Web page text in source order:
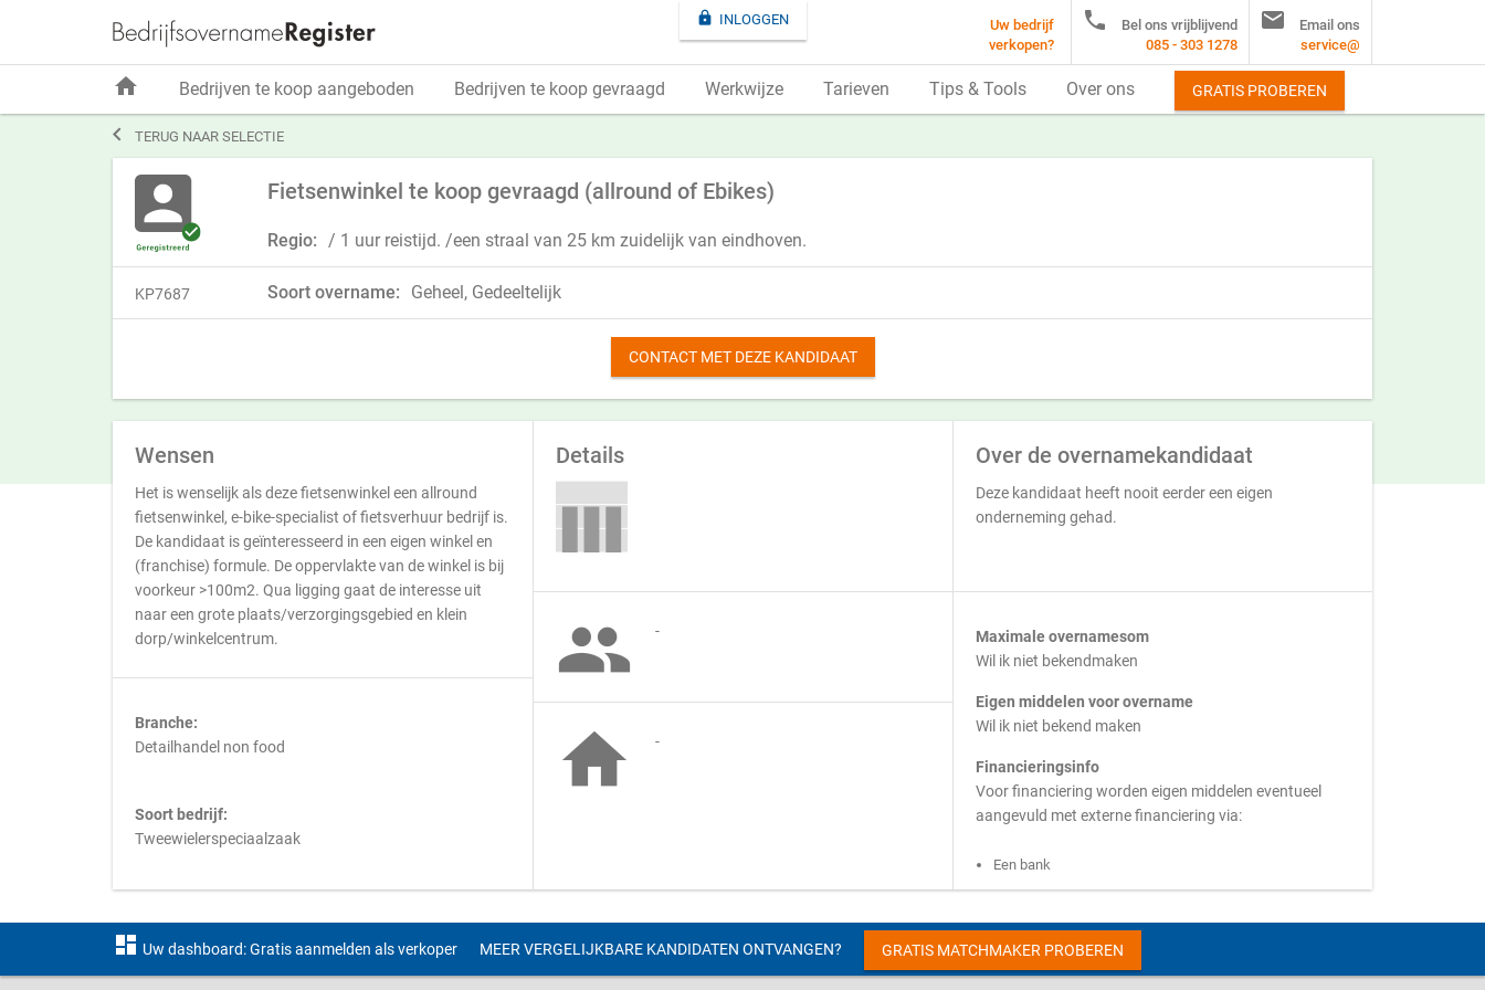
 TERUG NAAR SELECTIE
Fietsenwinkel te koop gevraagd (allround of Ebikes)
Regio: / 1 uur reistijd. /een straal van 25 km zuidelijk van eindhoven.
KP7687 Soort overname: Geheel, Gedeeltelijk
CONTACT MET DEZE KANDIDAAT
Wensen
Het is wenselijk als deze fietsenwinkel een allround
fietsenwinkel, e-bike-specialist of fietsverhuur bedrijf is.
De kandidaat is geïnteresseerd in een eigen winkel en
(franchise) formule. De oppervlakte van de winkel is bij
voorkeur >100m2. Qua ligging gaat de interesse uit
naar een grote plaats/verzorgingsgebied en klein
dorp/winkelcentrum.
Branche:
Detailhandel non food
Soort bedrijf:
Tweewielerspeciaalzaak
Details
 -
 -
Over de overnamekandidaat
Deze kandidaat heeft nooit eerder een eigen
onderneming gehad.
Maximale overnamesom
Wil ik niet bekendmaken
Eigen middelen voor overname
Wil ik niet bekend maken
Financieringsinfo
Voor financiering worden eigen middelen eventueel
aangevuld met externe financiering via:
Een bank
 INLOGGEN
Uw bedrijf
verkopen?

Bel ons vrijblijvend
085 - 303 1278

Email ons
service@
home Bedrijven te koop aangeboden Bedrijven te koop gevraagd Werkwijze Tarieven Tips & Tools Over ons GRATIS PROBEREN
dashboard Uw dashboard: Gratis aanmelden als verkoper MEER VERGELIJKBARE KANDIDATEN ONTVANGEN? GRATIS MATCHMAKER PROBEREN